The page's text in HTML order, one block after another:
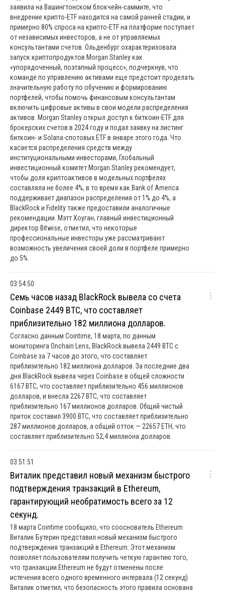
заявила на Вашингтонском блокчейн-саммите, что
внедрение крипто-ETF находится на самой ранней стадии, и
примерно 80% спроса на крипто-ETF на платформе поступает
от независимых инвесторов, а не от управляемых
консультантами счетов. Ольденбург охарактеризовала
запуск криптопродуктов Morgan Stanley как
«упорядоченный, поэтапный процесс», подчеркнув, что
команде по управлению активами еще предстоит проделать
значительную работу по обучению и формированию
портфелей, чтобы помочь финансовым консультантам
включить цифровые активы в свои модели распределения
активов. Morgan Stanley открыл доступ к биткоин-ETF для
брокерских счетов в 2024 году и подал заявку на листинг
биткоин- и Solana-спотовых ETF в январе этого года. Что
касается распределения средств между
институциональными инвесторами, Глобальный
инвестиционный комитет Morgan Stanley рекомендует,
чтобы доля криптоактивов в модельных портфелях
составляла не более 4%, в то время как Bank of America
поддерживает диапазон распределения от 1% до 4%, а
BlackRock и Fidelity также предоставили аналогичные
рекомендации. Мэтт Хоуган, главный инвестиционный
директор Bitwise, отметил, что некоторые
профессиональные инвесторы уже рассматривают
возможность увеличения своей доли в портфеле примерно
до 5%.
03:54:50
Семь часов назад BlackRock вывела со счета
Coinbase 2449 BTC, что составляет
приблизительно 182 миллиона долларов.
Согласно данным Cointime, 18 марта, по данным
мониторинга Onchain Lens, BlackRock вывела 2449 BTC с
Coinbase за 7 часов до этого, что составляет
приблизительно 182 миллиона долларов. За последние два
дня BlackRock вывела через Coinbase в общей сложности
6167 BTC, что составляет приблизительно 456 миллионов
долларов, и внесла 2267 BTC, что составляет
приблизительно 167 миллионов долларов. Общий чистый
приток составил 3900 BTC, что составляет приблизительно
287 миллионов долларов, а общий отток — 22657 ETH, что
составляет приблизительно 52,4 миллиона долларов.
03:51:51
Виталик представил новый механизм быстрого
подтверждения транзакций в Ethereum,
гарантирующий необратимость всего за 12
секунд.
18 марта Cointime сообщило, что сооснователь Ethereum
Виталик Бутерин представил новый механизм быстрого
подтверждения транзакций в Ethereum. Этот механизм
позволяет пользователям получить четкую гарантию того,
что транзакции Ethereum не будут отменены после
истечения всего одного временного интервала (12 секунд).
Виталик отметил, что безопасность этого правила основана